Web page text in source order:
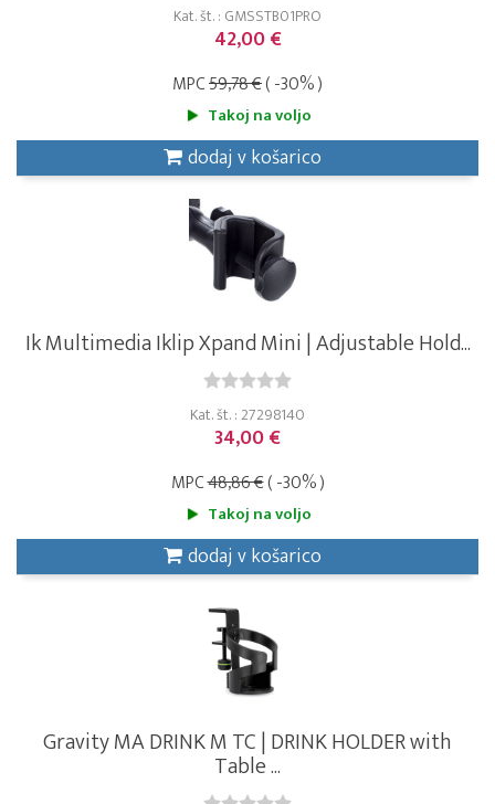
Kat. št. : GMSSTB01PRO
42,00 €
MPC59,78 €( -30% )
Takoj na voljo
dodaj v košarico
Ik Multimedia Iklip Xpand Mini | Adjustable Hold...
Kat. št. : 27298140
34,00 €
MPC48,86 €( -30% )
Takoj na voljo
dodaj v košarico
Gravity MA DRINK M TC | DRINK HOLDER with
Table ...